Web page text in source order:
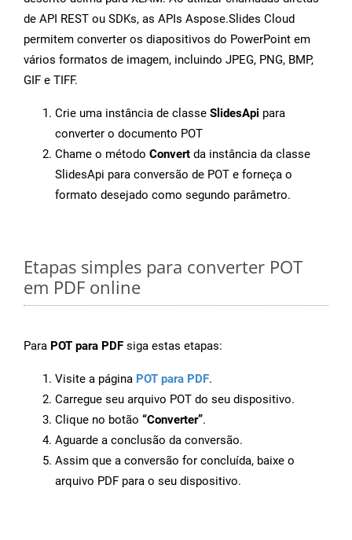
de API REST ou SDKs, as APIs Aspose.Slides Cloud
permitem converter os diapositivos do PowerPoint em
vários formatos de imagem, incluindo JPEG, PNG, BMP,
GIF e TIFF.
Crie uma instância de classe SlidesApi para
converter o documento POT
Chame o método Convert da instância da classe
SlidesApi para conversão de POT e forneça o
formato desejado como segundo parâmetro.
Etapas simples para converter POT
em PDF online
Para POT para PDF siga estas etapas:
Visite a página POT para PDF.
Carregue seu arquivo POT do seu dispositivo.
Clique no botão “Converter”.
Aguarde a conclusão da conversão.
Assim que a conversão for concluída, baixe o
arquivo PDF para o seu dispositivo.